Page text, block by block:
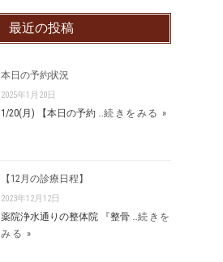
最近の投稿
本日の予約状況
2025年1月20日
1/20(月) 【本日の予約 …続きをみる »
【12月の診療日程】
2023年12月12日
薬院浄水通りの整体院 『整骨 …続きを
みる »